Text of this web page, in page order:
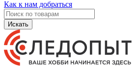
Как к нам добраться
Искать